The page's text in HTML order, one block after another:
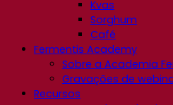
Kvas
Sorghum
Café
Fermentis Academy
Sobre a Academia
Gravações de
Recursos